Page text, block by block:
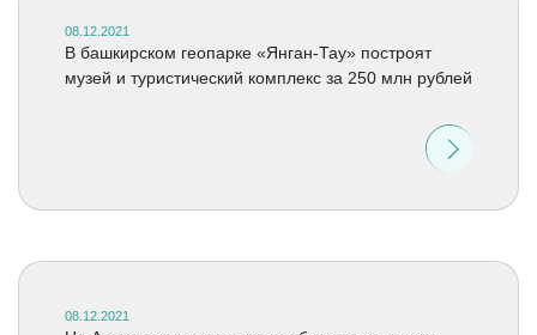
08.12.2021
В башкирском геопарке «Янган-Тау» построят
музей и туристический комплекс за 250 млн рублей
08.12.2021